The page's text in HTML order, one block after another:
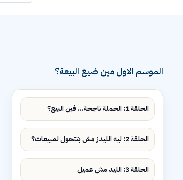
الموسم الاول مين ضيع البيعة؟
الحلقة 1: الحملة ناجحة... فين البيع؟
الحلقة 2: ليه الليدز مش بتتحول لمبيعات؟
الحلقة 3: الليد مش عميل